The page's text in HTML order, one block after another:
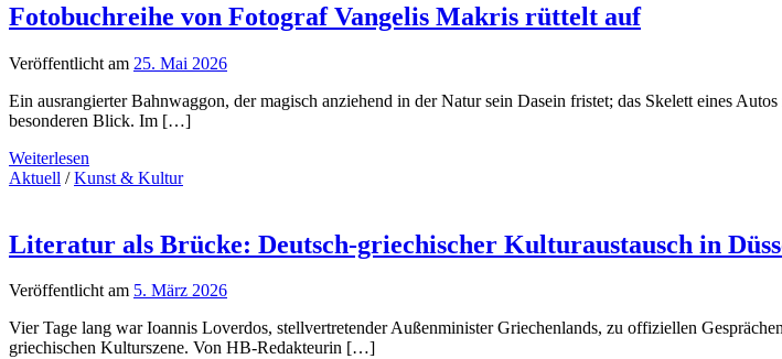
Fotobuchreihe von Fotograf Vangelis Makris rüttelt auf
Veröffentlicht am 25. Mai 2026
Ein ausrangierter Bahnwaggon, der magisch anziehend in der Natur sein Dasein fristet; das Skelett eines
besonderen Blick. Im […]
Weiterlesen
Aktuell /Kunst & Kultur
Literatur als Brücke: Deutsch-griechischer Kulturaustausch in
Veröffentlicht am 5. März 2026
Vier Tage lang war Ioannis Loverdos, stellvertretender Außenminister Griechenlands, zu offiziellen
griechischen Kulturszene. Von HB-Redakteurin […]